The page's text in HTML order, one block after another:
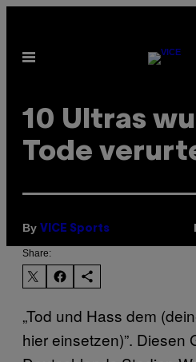
content
Open
10 Ultras
Tode
By VICE Sports
Share:
„Tod und Hass dem
hier einsetzen)”. Diesen